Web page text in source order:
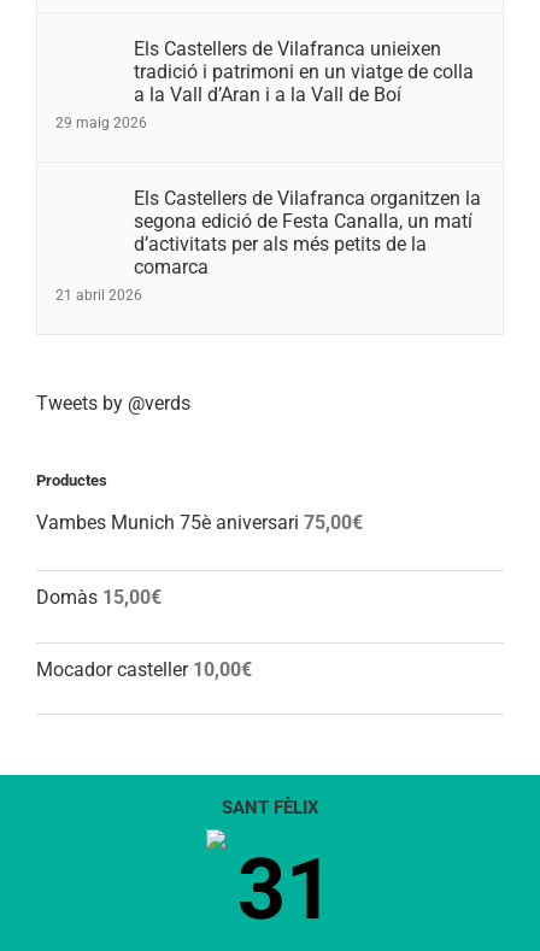
Els Castellers de Vilafranca unieixen
tradició i patrimoni en un viatge de colla
a la Vall d’Aran i a la Vall de Boí
29 maig 2026
Els Castellers de Vilafranca organitzen la
segona edició de Festa Canalla, un matí
d’activitats per als més petits de la
comarca
21 abril 2026
Tweets by @verds
Productes
Vambes Munich 75è aniversari 75,00€
Domàs 15,00€
Mocador casteller 10,00€
SANT FÈLIX
31